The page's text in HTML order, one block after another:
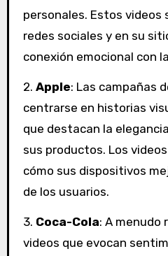
personales. Estos videos
redes sociales y en su
conexión emocional con
2. Apple: Las campañas
centrarse en historias
que destacan la
sus productos. Los
cómo sus dispositivos
de los usuarios.
3. Coca-Cola: A menudo
videos que evocan